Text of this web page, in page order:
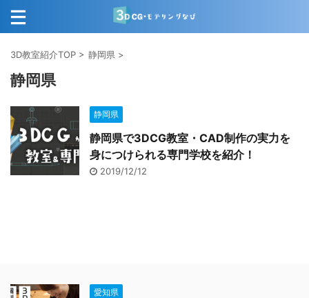
3D教室紹介TOP > 静岡県 >
静岡県
静岡県
静岡県で3DCG教室・CAD制作の実力を
身につけられる専門学校を紹介！
2019/12/12
愛知県